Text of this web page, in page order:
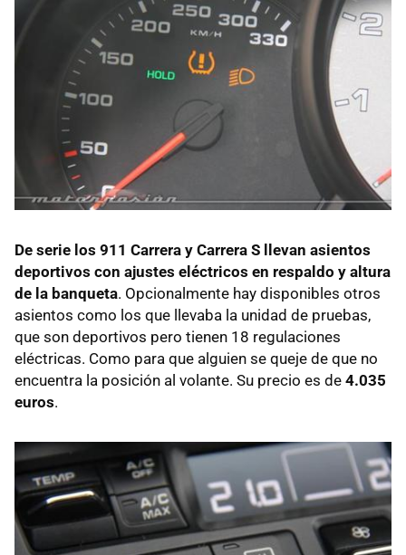
De serie los 911 Carrera y Carrera S llevan asientos
deportivos con ajustes eléctricos en respaldo y altura
de la banqueta. Opcionalmente hay disponibles otros
asientos como los que llevaba la unidad de pruebas,
que son deportivos pero tienen 18 regulaciones
eléctricas. Como para que alguien se queje de que no
encuentra la posición al volante. Su precio es de 4.035
euros.